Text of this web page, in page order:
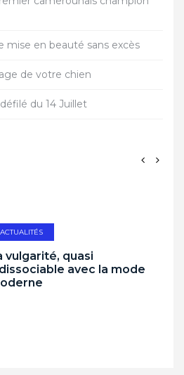
mise en beauté sans excès
de votre chien
du 14 Juillet
ACTUALITÉS
vulgarité, quasi
avec la mode